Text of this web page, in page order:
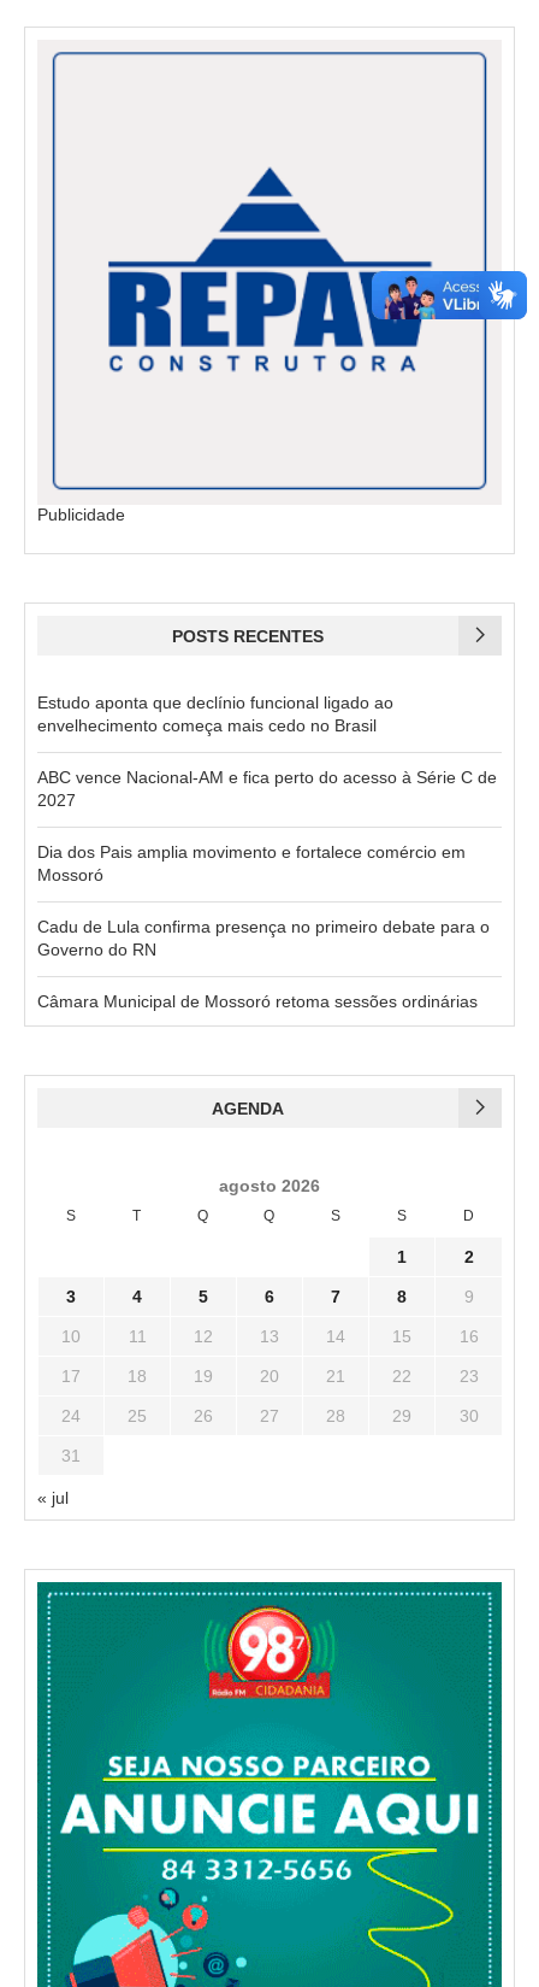
Publicidade
POSTS RECENTES
Estudo aponta que declínio funcional ligado ao
envelhecimento começa mais cedo no Brasil
ABC vence Nacional-AM e fica perto do acesso à Série C de
2027
Dia dos Pais amplia movimento e fortalece comércio em
Mossoró
Cadu de Lula confirma presença no primeiro debate para o
Governo do RN
Câmara Municipal de Mossoró retoma sessões ordinárias
AGENDA
agosto 2026
S T Q Q S S D
1 2
3 4 5 6 7 8 9
10 11 12 13 14 15 16
17 18 19 20 21 22 23
24 25 26 27 28 29 30
31
« jul